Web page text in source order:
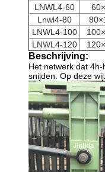
LNWL4-60
Lnwl4-80
LNWL4-100
LNWL4-120
Beschrijving:
Het netwerk dat
snijden. Op deze